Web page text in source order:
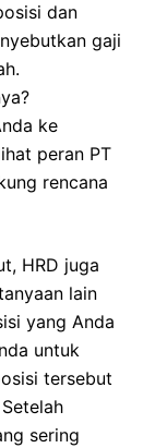
dan
gaji
ke
peran PT
rencana
HRD juga
lain
yang Anda
untuk
tersebut
sering